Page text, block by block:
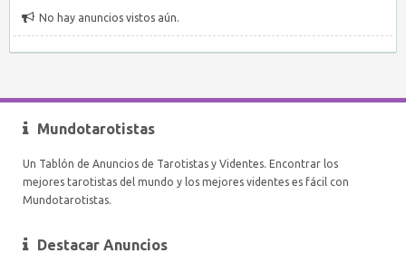
No hay anuncios vistos aún.
Mundotarotistas
Un Tablón de Anuncios de Tarotistas y Videntes. Encontrar los
mejores tarotistas del mundo y los mejores videntes es fácil con
Mundotarotistas.
Destacar Anuncios